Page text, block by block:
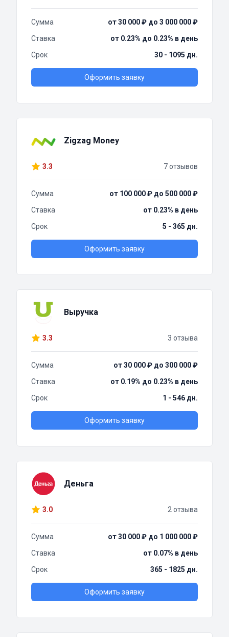
Сумма
от 30 000 ₽ до 3 000 000 ₽
Ставка
от 0.23% до 0.23% в день
Срок
30 - 1095 дн.
Оформить заявку
Zigzag Money
3.3 7 отзывов
Сумма
от 100 000 ₽ до 500 000 ₽
Ставка
от 0.23% в день
Срок
5 - 365 дн.
Оформить заявку
Выручка
3.3 3 отзыва
Сумма
от 30 000 ₽ до 300 000 ₽
Ставка
от 0.19% до 0.23% в день
Срок
1 - 546 дн.
Оформить заявку
Деньга
3.0 2 отзыва
Сумма
от 30 000 ₽ до 1 000 000 ₽
Ставка
от 0.07% в день
Срок
365 - 1825 дн.
Оформить заявку